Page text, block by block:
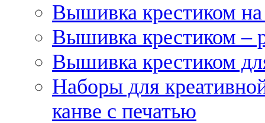
Вышивка крестиком
Вышивка крестиком –
Вышивка крестиком
Наборы для
канве с печатью